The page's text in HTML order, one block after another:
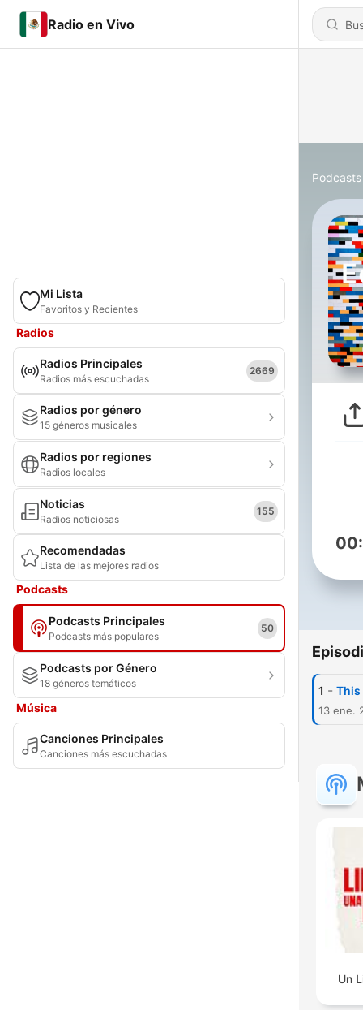
Radio en Vivo
Mi Lista
Favoritos y Recientes
Radios
Radios Principales
Radios más escuchadas
2669
Radios por género
15 géneros musicales
Radios por regiones
Radios locales
Noticias
Radios noticiosas
155
Recomendadas
Lista de las mejores radios
Podcasts
Podcasts Principales
Podcasts más populares
50
Podcasts por Género
18 géneros temáticos
Música
Canciones Principales
Canciones más escuchadas
Podcasts
1 - This
13 ene.
Un